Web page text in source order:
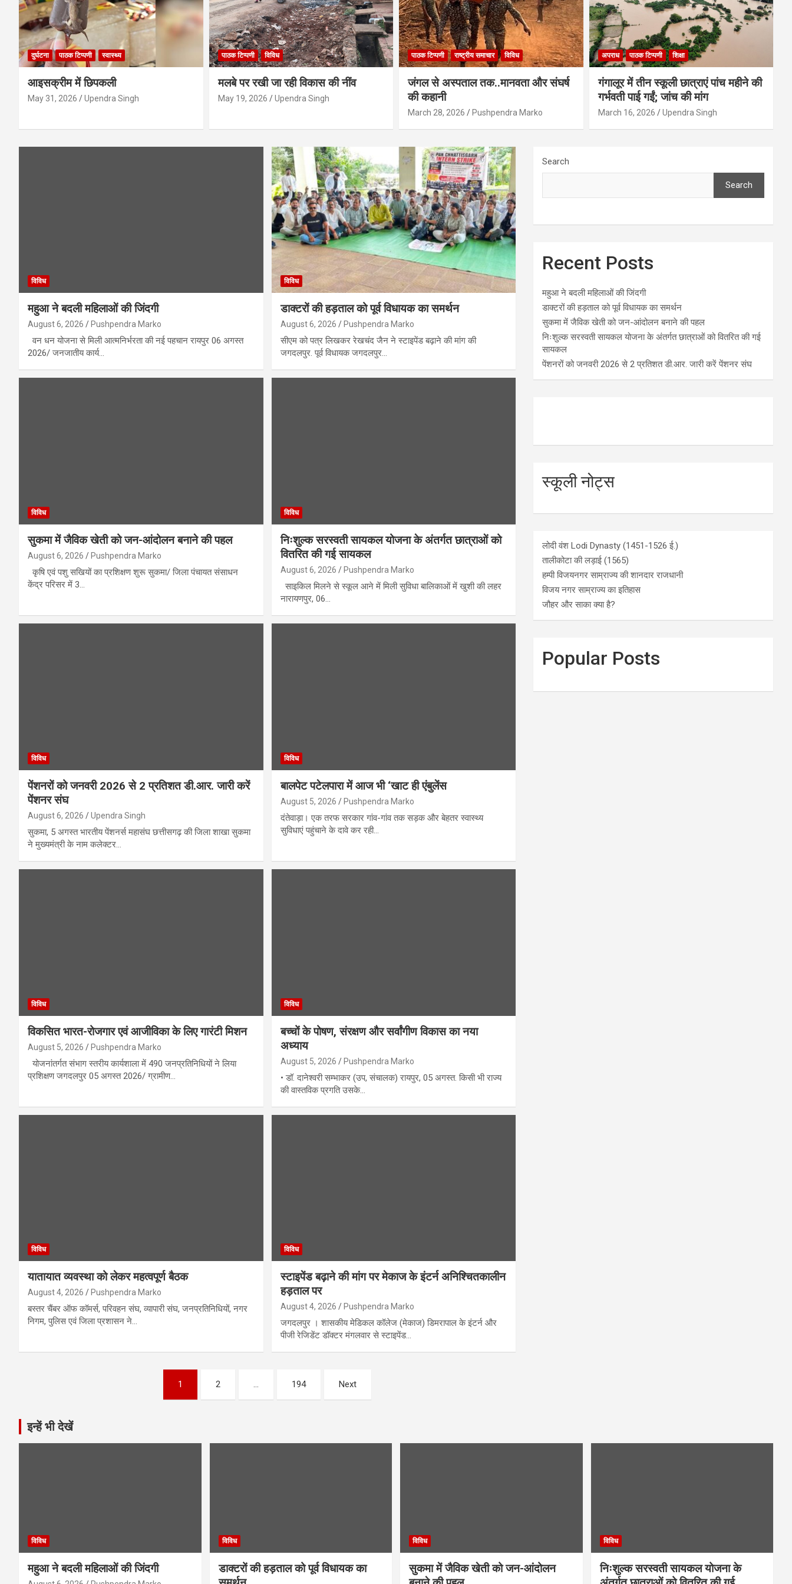
दुर्घटना पाठक टिप्पणी स्वास्थ्य
आइसक्रीम में छिपकली
May 31, 2026 Upendra Singh
पाठक टिप्पणी विविध
मलबे पर रखी जा रही विकास की नींव
May 19, 2026 Upendra Singh
पाठक टिप्पणी राष्ट्रीय समाचार विविध
जंगल से अस्पताल तक..मानवता और संघर्ष
की कहानी
March 28, 2026 Pushpendra Marko
अपराध पाठक टिप्पणी शिक्षा
गंगालूर में तीन स्कूली छात्राएं पांच महीने की
गर्भवती पाई गईं; जांच की मांग
March 16, 2026 Upendra Singh
विविध
महुआ ने बदली महिलाओं की जिंदगी
August 6, 2026 Pushpendra Marko
वन धन योजना से मिली आत्मनिर्भरता की नई पहचान रायपुर 06 अगस्त
2026/ जनजातीय कार्य…
विविध
डाक्टरों की हड़ताल को पूर्व विधायक का समर्थन
August 6, 2026 Pushpendra Marko
सीएम को पत्र लिखकर रेखचंद जैन ने स्टाइपेंड बढ़ाने की मांग की
जगदलपुर. पूर्व विधायक जगदलपुर…
विविध
सुकमा में जैविक खेती को जन-आंदोलन बनाने की पहल
August 6, 2026 Pushpendra Marko
कृषि एवं पशु सखियों का प्रशिक्षण शुरू सुकमा/ जिला पंचायत संसाधन
केंद्र परिसर में 3…
विविध
निःशुल्क सरस्वती सायकल योजना के अंतर्गत छात्राओं को
वितरित की गई सायकल
August 6, 2026 Pushpendra Marko
साइकिल मिलने से स्कूल आने में मिली सुविधा बालिकाओं में खुशी की लहर
नारायणपुर, 06…
विविध
पेंशनरों को जनवरी 2026 से 2 प्रतिशत डी.आर. जारी करें
पेंशनर संघ
August 6, 2026 Upendra Singh
सुकमा, 5 अगस्त भारतीय पेंशनर्स महासंघ छत्तीसगढ़ की जिला शाखा सुकमा
ने मुख्यमंत्री के नाम कलेक्टर…
विविध
बालपेट पटेलपारा में आज भी ‘खाट ही एंबुलेंस
August 5, 2026 Pushpendra Marko
दंतेवाड़ा। एक तरफ सरकार गांव-गांव तक सड़क और बेहतर स्वास्थ्य
सुविधाएं पहुंचाने के दावे कर रही…
विविध
विकसित भारत-रोजगार एवं आजीविका के लिए गारंटी मिशन
August 5, 2026 Pushpendra Marko
योजनांतर्गत संभाग स्तरीय कार्यशाला में 490 जनप्रतिनिधियों ने लिया
प्रशिक्षण जगदलपुर 05 अगस्त 2026/ ग्रामीण…
विविध
बच्चों के पोषण, संरक्षण और सर्वांगीण विकास का नया
अध्याय
August 5, 2026 Pushpendra Marko
• डॉ. दानेश्वरी सम्भाकर (उप, संचालक) रायपुर, 05 अगस्त. किसी भी राज्य
की वास्तविक प्रगति उसके…
विविध
यातायात व्यवस्था को लेकर महत्वपूर्ण बैठक
August 4, 2026 Pushpendra Marko
बस्तर चैंबर ऑफ कॉमर्स, परिवहन संघ, व्यापारी संघ, जनप्रतिनिधियों, नगर
निगम, पुलिस एवं जिला प्रशासन ने…
विविध
स्टाइपेंड बढ़ाने की मांग पर मेकाज के इंटर्न अनिश्चितकालीन
हड़ताल पर
August 4, 2026 Pushpendra Marko
जगदलपुर । शासकीय मेडिकल कॉलेज (मेकाज) डिमरापाल के इंटर्न और
पीजी रेजिडेंट डॉक्टर मंगलवार से स्टाइपेंड…
1 2 … 194 Next
Search
Search
Recent Posts
महुआ ने बदली महिलाओं की जिंदगी
डाक्टरों की हड़ताल को पूर्व विधायक का समर्थन
सुकमा में जैविक खेती को जन-आंदोलन बनाने की पहल
निःशुल्क सरस्वती सायकल योजना के अंतर्गत छात्राओं को वितरित की गई
सायकल
पेंशनरों को जनवरी 2026 से 2 प्रतिशत डी.आर. जारी करें पेंशनर संघ
स्कूली नोट्स
लोदी वंश Lodi Dynasty (1451-1526 ई.)
तालीकोटा की लड़ाई (1565)
हम्पी विजयनगर साम्राज्य की शानदार राजधानी
विजय नगर साम्राज्य का इतिहास
जौहर और साका क्या है?
Popular Posts
इन्हें भी देखें
विविध
महुआ ने बदली महिलाओं की जिंदगी
विविध
डाक्टरों की हड़ताल को पूर्व विधायक का
विविध
सुकमा में जैविक खेती को जन-आंदोलन
विविध
निःशुल्क सरस्वती सायकल योजना के